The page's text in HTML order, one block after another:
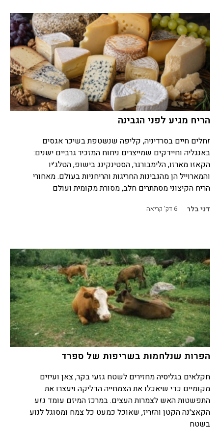
הריח מגיע לפני הגבינה
זחלים חיים בסרדיניה, קליפה שנשטפת בשיכר אגסים
באנגליה וחיידקים שמייצרים ניחוח המזכיר גרביים ישנים:
הקאזו מארזו, הלימבורגר, הסטינקינג בישופ, הטלג׳יו
והמארוייל הן מהגבינות החריגות והריחניות בעולם. מאחורי
הריח הקיצוני מסתתרים חלב, מסורת מקומית ועולם
דני בלר 6דק' קריאה
הפרות שנלחמות בשריפות של ספרד
חקלאים בגליסיה מחזירים לשטח גזעי בקר, צאן ועיזים
מקומיים כדי שיאכלו את הצמחייה הדליקה ויעצרו את
התפשטות האש לצמרות העצים. במרכז המיזם עומד גזע
הקאצ׳נה הקטן והזריז, שאוכל כמעט כל צמח ומסוגל לנוע
בשטח